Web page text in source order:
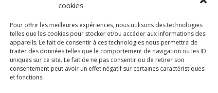
cookies
Pour offrir les meilleures expériences, nous utilisons des technologies
telles que les cookies pour stocker et/ou accéder aux informations des
appareils. Le fait de consentir à ces technologies nous permettra de
traiter des données telles que le comportement de navigation ou les ID
uniques sur ce site. Le fait de ne pas consentir ou de retirer son
consentement peut avoir un effet négatif sur certaines caractéristiques
et fonctions.
Diable electrique CGV
Mentions légales
Politique de confidentialité et protection des
données
Paiement sécurisé